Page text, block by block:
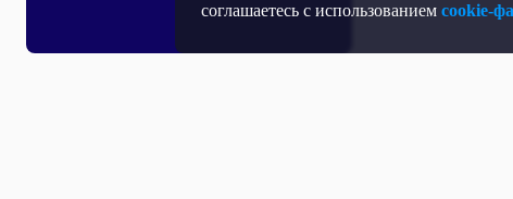
соглашаетесь с использованиемcookie-